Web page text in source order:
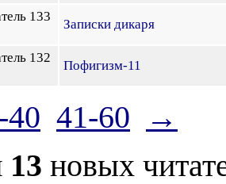
133
Записки дикаря
132
Пофигизм-11
40 41-60
→
13 новых